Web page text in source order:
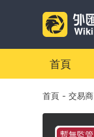
首頁
首頁 - 交易商
暫無監管